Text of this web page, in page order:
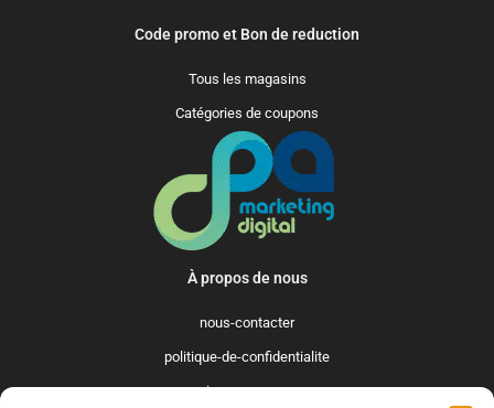
Code promo et Bon de reduction
Tous les magasins
Catégories de coupons
À propos de nous
nous-contacter
politique-de-confidentialite
qui-sommes-nous